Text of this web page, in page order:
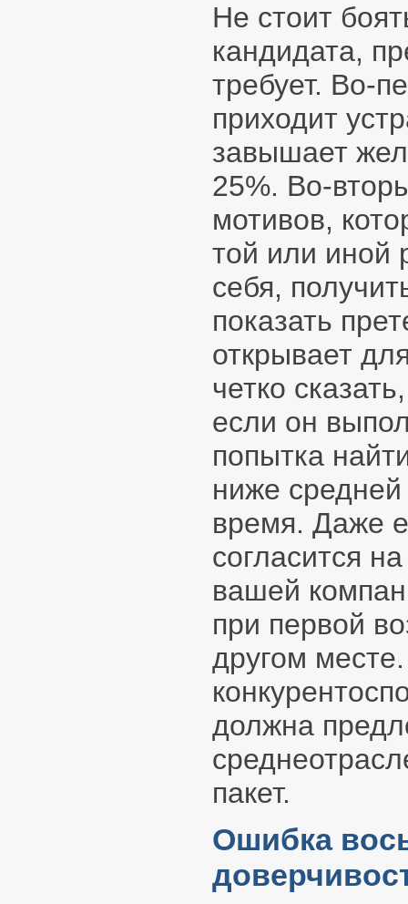
Не стоит
кандидата,
требует. Во-
приходит
завышает
25%. Во-
мотивов,
той или иной
себя,
показать
открывает
четко
если он
попытка
ниже
время. Даже
согласится
вашей
при первой
другом
должна
пакет.
Ошибка